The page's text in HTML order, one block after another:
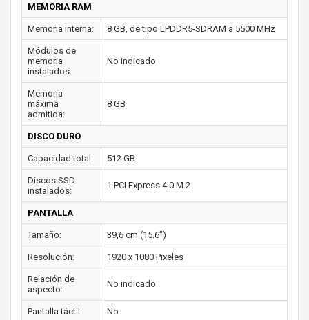
MEMORIA RAM
Memoria interna: 8 GB, de tipo LPDDR5-SDRAM a 5500 MHz
Módulos de
memoria
instalados:
No indicado
Memoria
máxima
admitida:
8 GB
DISCO DURO
Capacidad total: 512 GB
Discos SSD
instalados:
1 PCI Express 4.0 M.2
PANTALLA
Tamaño: 39,6 cm (15.6")
Resolución: 1920 x 1080 Pixeles
Relación de
aspecto:
No indicado
Pantalla táctil: No